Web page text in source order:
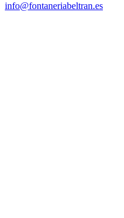
info@fontaneriabeltran.es